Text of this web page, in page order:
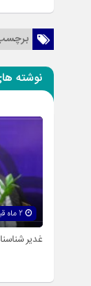
نوشته
2 ماه قبل
غدیر